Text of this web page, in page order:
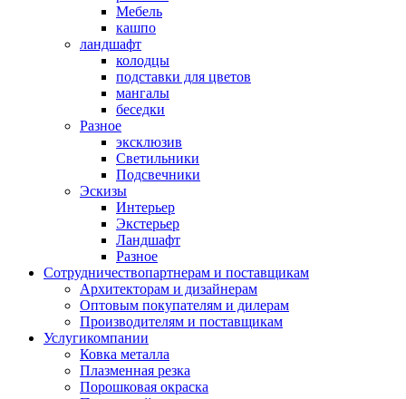
Мебель
кашпо
ландшафт
колодцы
подставки для цветов
мангалы
беседки
Разное
эксклюзив
Светильники
Подсвечники
Эскизы
Интерьер
Экстерьер
Ландшафт
Разное
Сотрудничествопартнерам и поставщикам
Архитекторам и дизайнерам
Оптовым покупателям и дилерам
Производителям и поставщикам
Услугикомпании
Ковка металла
Плазменная резка
Порошковая окраска